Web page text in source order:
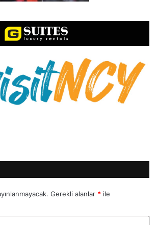
Gerekli alanlar * ile